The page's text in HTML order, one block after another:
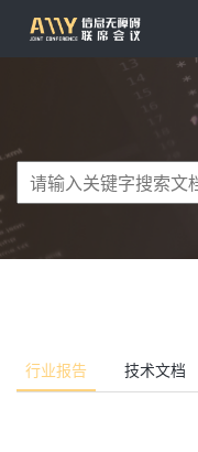
行业报告 技术文档